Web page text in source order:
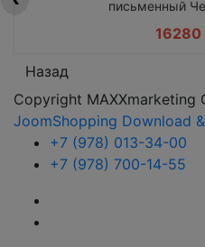
письменный
16280
Назад
Copyright MAXXmarketing
JoomShopping Download
+7 (978) 013-34-00
+7 (978) 700-14-55